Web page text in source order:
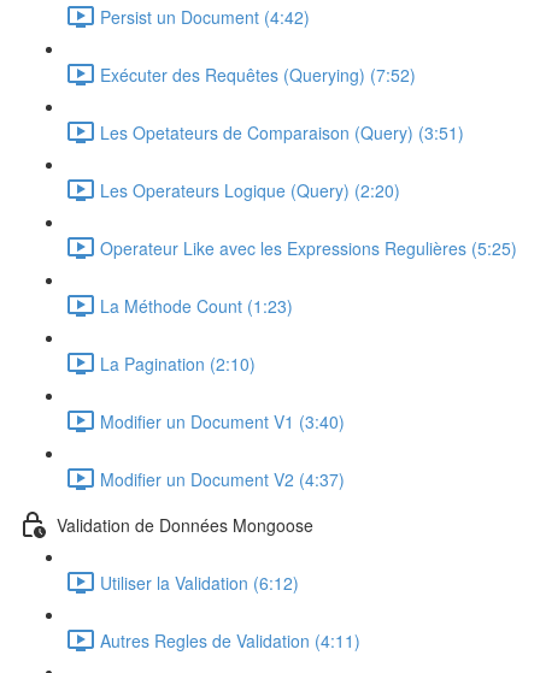
Persist un Document (4:42)
Exécuter des Requêtes (Querying) (7:52)
Les Opetateurs de Comparaison (Query) (3:51)
Les Operateurs Logique (Query) (2:20)
Operateur Like avec les Expressions Regulières (5:25)
La Méthode Count (1:23)
La Pagination (2:10)
Modifier un Document V1 (3:40)
Modifier un Document V2 (4:37)
Validation de Données Mongoose
Utiliser la Validation (6:12)
Autres Regles de Validation (4:11)